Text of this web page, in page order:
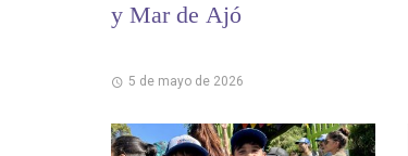
y Mar de Ajó
5 de mayo de 2026